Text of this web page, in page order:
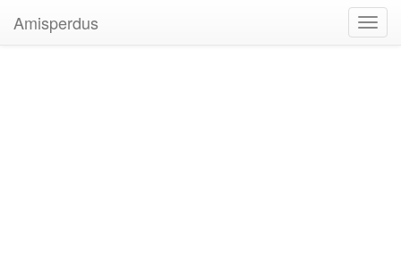
Amisperdus